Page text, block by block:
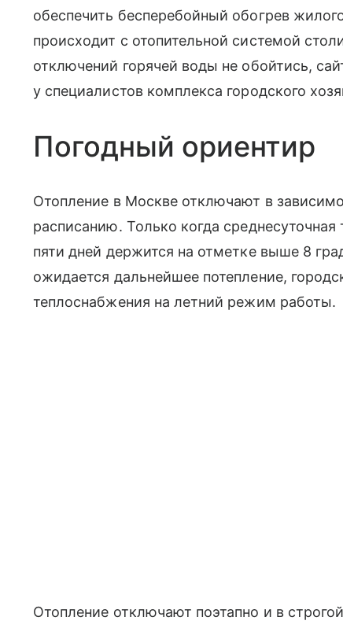
обеспечить бесперебойный обогрев
происходит с отопительной системой
отключений горячей воды не обойтись,
у специалистов комплекса городского
Погодный ориентир
Отопление в Москве отключают в
расписанию. Только когда
пяти дней держится на отметке выше 8
ожидается дальнейшее потепление,
теплоснабжения на летний режим работы.
Отопление отключают поэтапно и в